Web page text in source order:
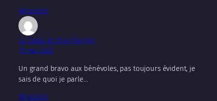
Répondre
Le Guide du Bien Manger
15 mai 2025
Un grand bravo aux bénévoles, pas toujours évident, je
sais de quoi je parle…
Répondre